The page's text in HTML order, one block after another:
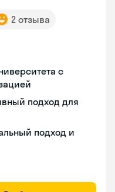
2 отзыва
с
подход для
подход и